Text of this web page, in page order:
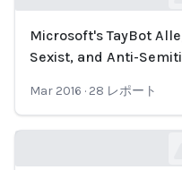
Loading...
Microsoft's TayBot
Sexist, and Anti-
Mar 2016 · 28 レポート